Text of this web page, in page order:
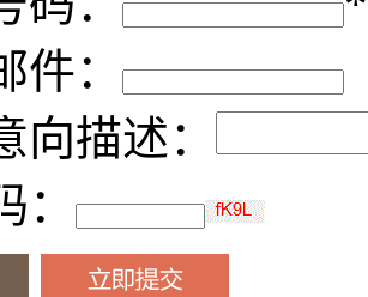
件：
向描述：